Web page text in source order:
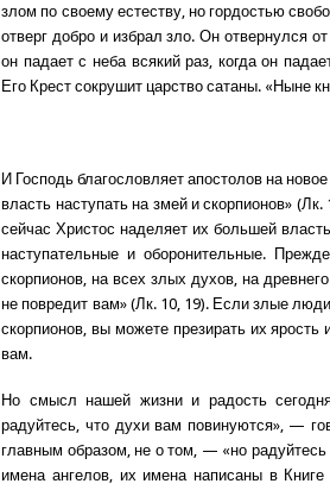
злом по своему естеству, но гордостью
отверг добро и избрал зло. Он отвернулся
он падает с неба всякий раз, когда он
Его Крест сокрушит царство сатаны. «Ныне
И Господь благословляет апостолов на
власть наступать на змей и скорпионов»
сейчас Христос наделяет их большей
наступательные и оборонительные.
скорпионов, на всех злых духов, на
не повредит вам» (Лк. 10, 19). Если злые
скорпионов, вы можете презирать их
вам.
Но смысл нашей жизни и радость
радуйтесь, что духи вам повинуются», —
главным образом, не о том, — «но
имена ангелов, их имена написаны в